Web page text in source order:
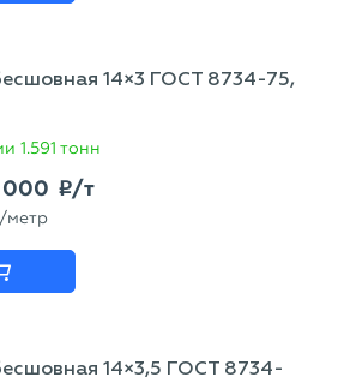
14×3 ГОСТ 8734-75,
1.591 тонн
000 p/т
/метр
14×3,5 ГОСТ 8734-